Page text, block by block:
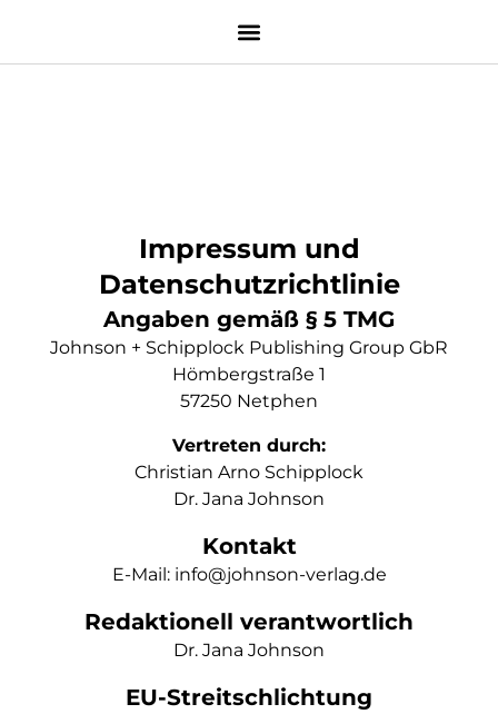
Impressum und
Datenschutzrichtlinie
Angaben gemäß § 5 TMG
Johnson + Schipplock Publishing Group GbR
Hömbergstraße 1
57250 Netphen
Vertreten durch:
Christian Arno Schipplock
Dr. Jana Johnson
Kontakt
E-Mail: info@johnson-verlag.de
Redaktionell verantwortlich
Dr. Jana Johnson
EU-Streitschlichtung